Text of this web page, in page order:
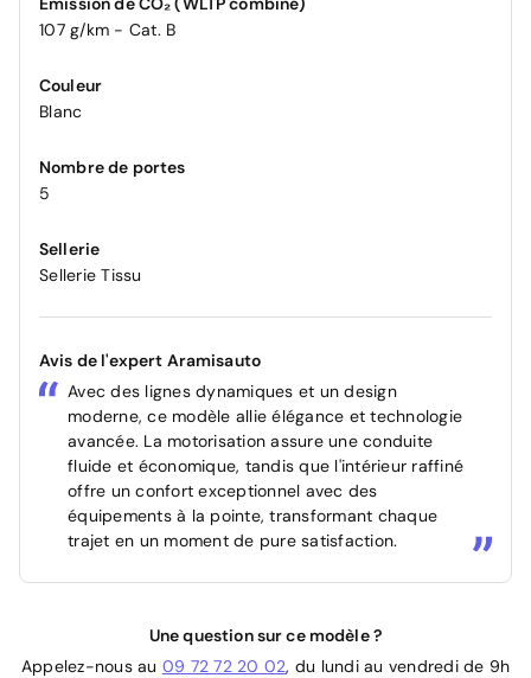
107 g/km - Cat. B
Couleur
Blanc
Nombre de portes
5
Sellerie
Sellerie Tissu
Avis de l'expert Aramisauto
Avec des lignes dynamiques et un design
moderne, ce modèle allie élégance et technologie
avancée. La motorisation assure une conduite
fluide et économique, tandis que l'intérieur raffiné
offre un confort exceptionnel avec des
équipements à la pointe, transformant chaque
trajet en un moment de pure satisfaction.
Une question sur ce modèle ?
Appelez-nous au 09 72 72 20 02, du lundi au vendredi de 9h